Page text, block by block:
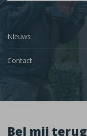
Nieuws
Contact
Bel mij terug